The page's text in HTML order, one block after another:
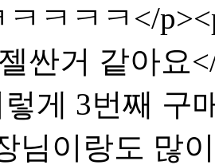
ㅋㅋㅋㅋ</
싼거 같아요
게 3번째 구
님이랑도 많